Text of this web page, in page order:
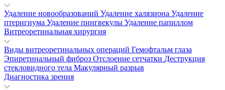
Удаление новообразований Удаление халязиона Удаление
птеригиума Удаление пингвекулы Удаление папиллом
Витреоретинальная хирургия
Виды витреоретинальных операций Гемофтальм глаза
Эпиретинальный фиброз Отслоение сетчатки Деструкция
стекловидного тела Макулярный разрыв
Диагностика зрения